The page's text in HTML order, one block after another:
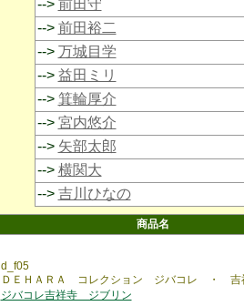
--> 前田守
--> 前田裕二
--> 万城目学
--> 益田ミリ
--> 箕輪厚介
--> 宮内悠介
--> 矢部太郎
--> 横関大
--> 吉川ひなの
商品名
d_f05
ＤＥＨＡＲＡ コレクション ジバコレ ・ 吉
ジバコレ吉祥寺 ジブリン